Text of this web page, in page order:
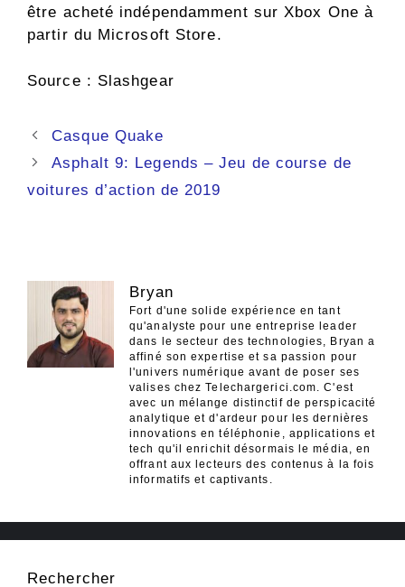
être acheté indépendamment sur Xbox One à
partir du Microsoft Store.
Source : Slashgear
Navigation
des
Casque Quake
Asphalt 9: Legends – Jeu de course de
voitures d’action de 2019
Bryan
Fort d'une solide expérience en tant
qu'analyste pour une entreprise leader
dans le secteur des technologies, Bryan a
affiné son expertise et sa passion pour
l'univers numérique avant de poser ses
valises chez Telechargerici.com. C'est
avec un mélange distinctif de perspicacité
analytique et d'ardeur pour les dernières
innovations en téléphonie, applications et
tech qu'il enrichit désormais le média, en
offrant aux lecteurs des contenus à la fois
informatifs et captivants.
Rechercher